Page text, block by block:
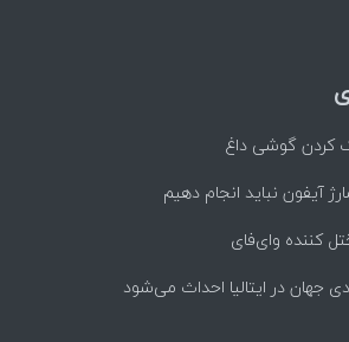
کردن گوشی داغ
آیفون نباید انجام دهیم
کننده وای‌فای
جهان در ایتالیا احداث می‌شود